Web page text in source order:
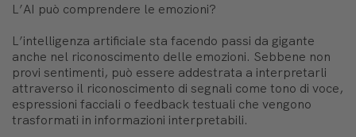
L’AI può comprendere le emozioni?
L’intelligenza artificiale sta facendo passi da gigante
anche nel riconoscimento delle emozioni. Sebbene non
provi sentimenti, può essere addestrata a interpretarli
attraverso il riconoscimento di segnali come tono di voce,
espressioni facciali o feedback testuali che vengono
trasformati in informazioni interpretabili.